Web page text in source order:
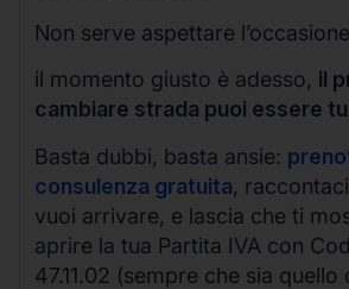
Non serve aspettare
il momento giusto è adesso, il
cambiare strada puoi essere tu
Basta dubbi, basta ansie:
consulenza gratuita,
vuoi arrivare, e lascia che ti
aprire la tua Partita IVA con
47.11.02 (sempre che sia